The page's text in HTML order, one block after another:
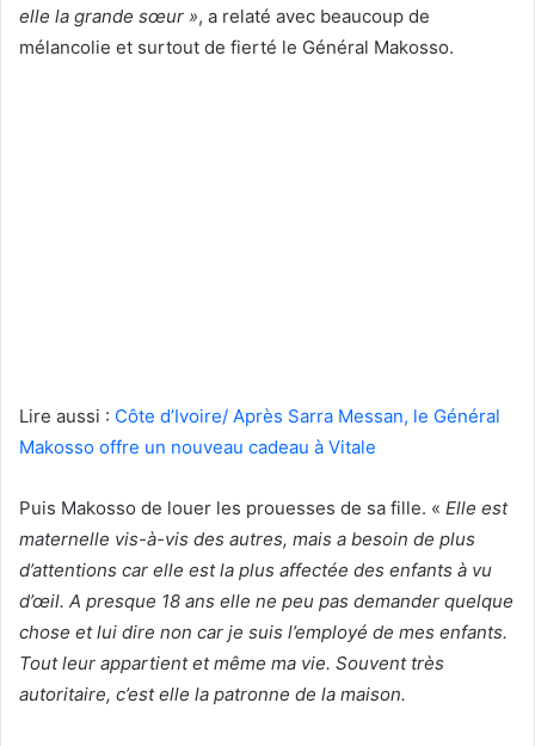
elle la grande sœur », a relaté avec beaucoup de
mélancolie et surtout de fierté le Général Makosso.
Lire aussi : Côte d’Ivoire/ Après Sarra Messan, le Général
Makosso offre un nouveau cadeau à Vitale
Puis Makosso de louer les prouesses de sa fille. « Elle est
maternelle vis-à-vis des autres, mais a besoin de plus
d’attentions car elle est la plus affectée des enfants à vu
d’œil. A presque 18 ans elle ne peu pas demander quelque
chose et lui dire non car je suis l’employé de mes enfants.
Tout leur appartient et même ma vie. Souvent très
autoritaire, c’est elle la patronne de la maison.